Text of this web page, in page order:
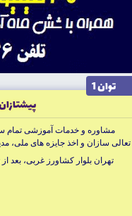
توان 1
تعالى سازان و اخذ جايزه هاى ملى،
برنامه كسب و كار و مشاوره هاى
تهران بلوار كشاورز غربى، بعد از تقاطع